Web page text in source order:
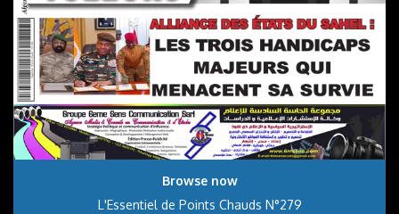
Browse now
L'Essentiel de Points Chauds N°279